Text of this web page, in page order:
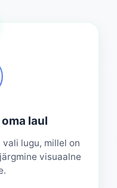
laul
lugu, millel on
visuaalne